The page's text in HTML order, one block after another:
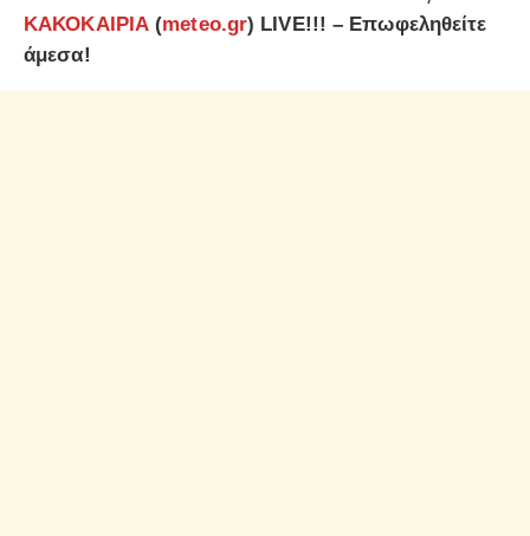
ΚΑΚΟΚΑΙΡΙΑ (meteo.gr) LIVE!!! – Επωφεληθείτε
άμεσα!